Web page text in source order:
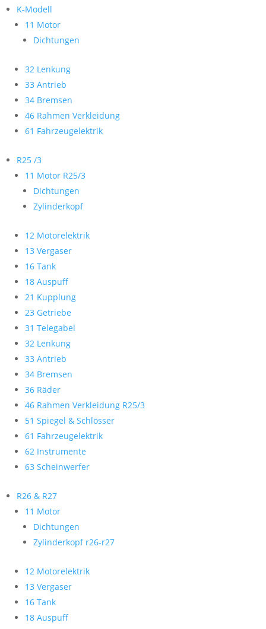
K-Modell
11 Motor
Dichtungen
32 Lenkung
33 Antrieb
34 Bremsen
46 Rahmen Verkleidung
61 Fahrzeugelektrik
R25 /3
11 Motor R25/3
Dichtungen
Zylinderkopf
12 Motorelektrik
13 Vergaser
16 Tank
18 Auspuff
21 Kupplung
23 Getriebe
31 Telegabel
32 Lenkung
33 Antrieb
34 Bremsen
36 Räder
46 Rahmen Verkleidung R25/3
51 Spiegel & Schlösser
61 Fahrzeugelektrik
62 Instrumente
63 Scheinwerfer
R26 & R27
11 Motor
Dichtungen
Zylinderkopf r26-r27
12 Motorelektrik
13 Vergaser
16 Tank
18 Auspuff